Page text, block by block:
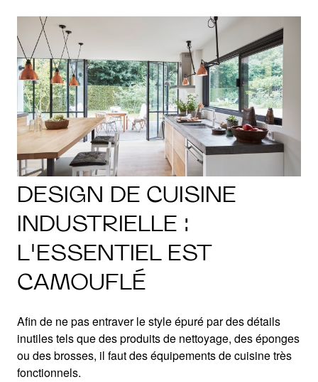
DESIGN DE CUISINE
INDUSTRIELLE :
L'ESSENTIEL EST
CAMOUFLÉ
Afin de ne pas entraver le style épuré par des détails
inutiles tels que des produits de nettoyage, des éponges
ou des brosses, il faut des équipements de cuisine très
fonctionnels.